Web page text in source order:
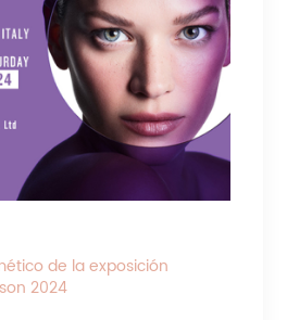
de la exposición
2024